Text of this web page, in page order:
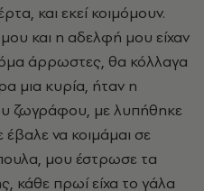
και εκεί κοιμόμουν.
και η αδελφή μου είχαν
άρρωστες, θα κόλλαγα
μια κυρία, ήταν η
ζωγράφου, με λυπήθηκε
έβαλε να κοιμάμαι σε
μου έστρωσε τα
κάθε πρωί είχα το γάλα